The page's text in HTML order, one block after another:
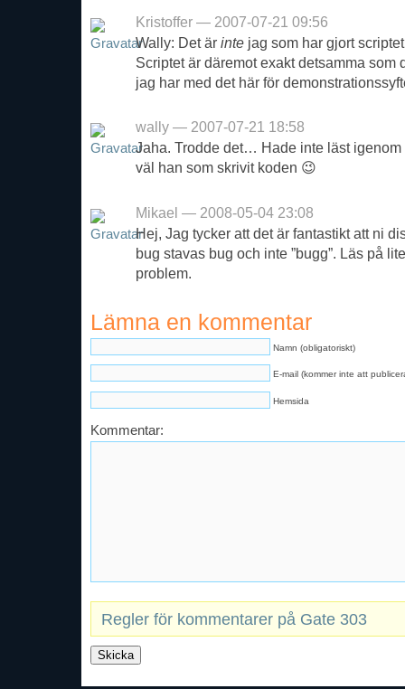
Kristoffer — 2007-07-21 09:56
Wally: Det är inte jag som har gjort
Scriptet är däremot exakt detsamma som
jag har med det här för
wally — 2007-07-21 18:58
Jaha. Trodde det… Hade inte läst
väl han som skrivit koden 😉
Mikael — 2008-05-04 23:08
Hej, Jag tycker att det är fantastikt att ni
bug stavas bug och inte ”bugg”. Läs på
problem.
Lämna en kommentar
Namn (obligatoriskt)
E-mail (kommer inte att
Hemsida
Kommentar:
Regler för kommentarer på Gate 303